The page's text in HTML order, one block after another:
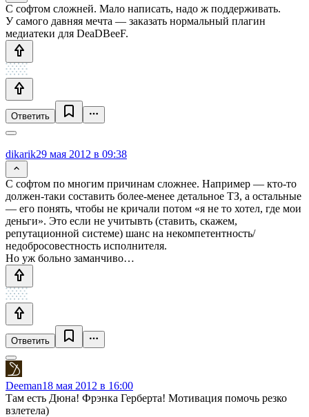
С софтом сложней. Мало написать, надо ж поддерживать.
У самого давняя мечта — заказать нормальный плагин
медиатеки для DeaDBeeF.
Ответить
dikarik29 мая 2012 в 09:38
С софтом по многим причинам сложнее. Например — кто-то
должен-таки составить более-менее детальное ТЗ, а остальные
— его понять, чтобы не кричали потом «я не то хотел, где мои
деньги». Это если не учитывть (ставить, скажем,
репутационной системе) шанс на некомпетентность/
недобросовестность исполнителя.
Но уж больно заманчиво…
Ответить
Deeman18 мая 2012 в 16:00
Там есть Дюна! Фрэнка Герберта! Мотивация помочь резко
взлетела)